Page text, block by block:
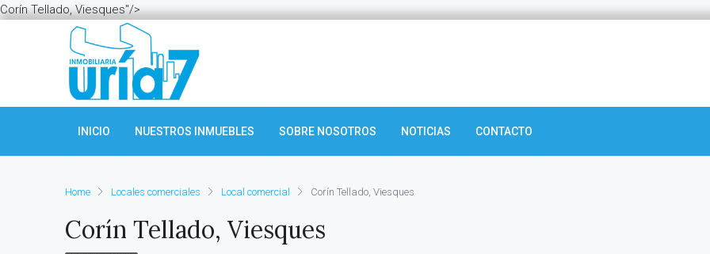
Corín Tellado, Viesques"/>
INICIO NUESTROS INMUEBLES SOBRE NOSOTROS NOTICIAS CONTACTO
Home Locales comerciales Local comercial Corín Tellado, Viesques
Corín Tellado, Viesques